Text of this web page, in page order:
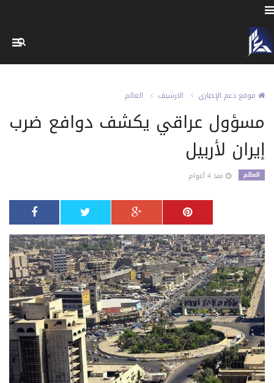
موقع دعم الإخباري الارشيف العالم
مسؤول عراقي يكشف دوافع ضرب
إيران لأربيل
العالم منذ 4 أعوام